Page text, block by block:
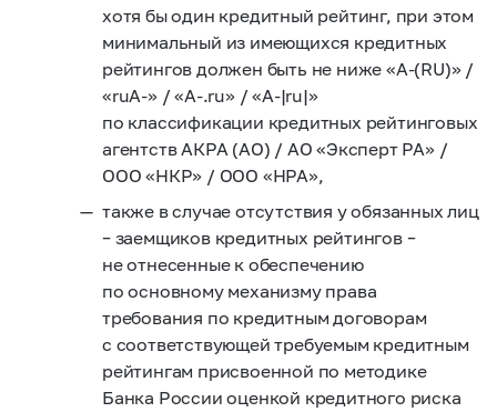
хотя бы один кредитный рейтинг, при этом
минимальный из имеющихся кредитных
рейтингов должен быть не ниже «А-(RU)» /
«ruА‑» / «А-.ru» / «A-|ru|»
по классификации кредитных рейтинговых
агентств АКРА (АО) / АО «Эксперт РА» /
ООО «НКР» / ООО «НРА»,
также в случае отсутствия у обязанных лиц
–заемщиков кредитных рейтингов –
не отнесенные к обеспечению
по основному механизму права
требования по кредитным договорам
с соответствующей требуемым кредитным
рейтингам присвоенной по методике
Банка России оценкой кредитного риска